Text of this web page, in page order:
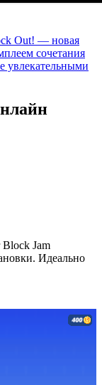
Out! — новая
сочетания
увлекательными
Block Jam
Идеально